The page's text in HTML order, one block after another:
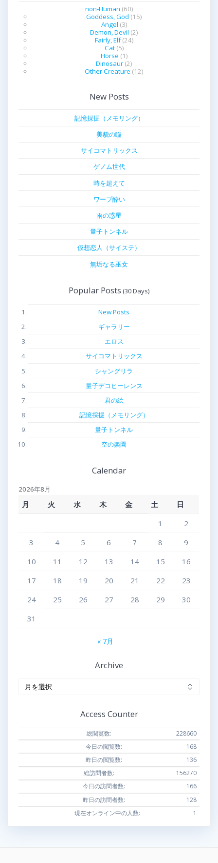
non-Human (60)
Goddess, God (15)
Angel (3)
Demon, Devil (2)
Fairly, Elf(24)
Cat(5)
Horse (1)
Dinosaur (2)
Other Creature (12)
New Posts
記憶採掘（メモリング）
美貌の瞳
サイコマトリックス
ゲノム世代
時を超えて
ワープ酔い
雨の惑星
量子トンネル
仮想恋人（サイステ）
無垢なる巫女
Popular Posts
New Posts
ギャラリー
エロス
サイコマトリックス
シャングリラ
量子デコヒーレンス
君の絵
記憶採掘（メモリング）
量子トンネル
空の楽園
Calendar
2026年8月
月 火 水 木 金 土
日
1
2
3
4 5 6 7 8
9
10
11 12 13 14 15
16
17
18 19 20 21 22
23
24
25 26 27 28 29
30
31
« 7月
Archive
Access Counter
228660
総閲覧数:
168
今日の閲覧数:
136
昨日の閲覧数:
156270
総訪問者数:
166
今日の訪問者数:
128
昨日の訪問者数:
1
現在オンライン中の人数: